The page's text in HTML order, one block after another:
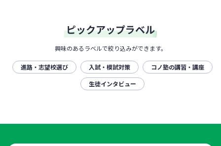
ピックアップラベル
興味のあるラベルで絞り込みができます。
進路・志望校選び 入試・模試対策
コノ塾の講習・講座
生徒インタビュー